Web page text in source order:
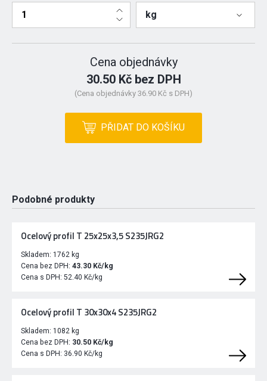
kg
Cena objednávky
30.50 Kč bez DPH
(Cena objednávky 36.90 Kč s DPH)
PŘIDAT DO KOŠÍKU
Podobné produkty
Ocelový profil T 25x25x3,5 S235JRG2
Skladem: 1762 kg
Cena bez DPH: 43.30 Kč/kg
Cena s DPH: 52.40 Kč/kg
Ocelový profil T 30x30x4 S235JRG2
Skladem: 1082 kg
Cena bez DPH: 30.50 Kč/kg
Cena s DPH: 36.90 Kč/kg